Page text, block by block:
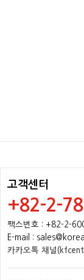
고객센터
+82-2-
팩스번호 : +82-2-
E-mail :
카카오톡 채널